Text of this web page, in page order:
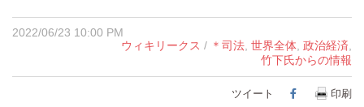
2022/06/23 10:00 PM
ウィキリークス / ＊司法 世界全体 政治経済
竹下氏からの情報
ツイート Facebook
印刷